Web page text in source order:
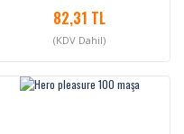
82,31 TL
(KDV Dahil)